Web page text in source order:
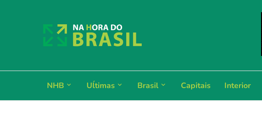
NHB Uĺtimas Brasil Capitais Interior